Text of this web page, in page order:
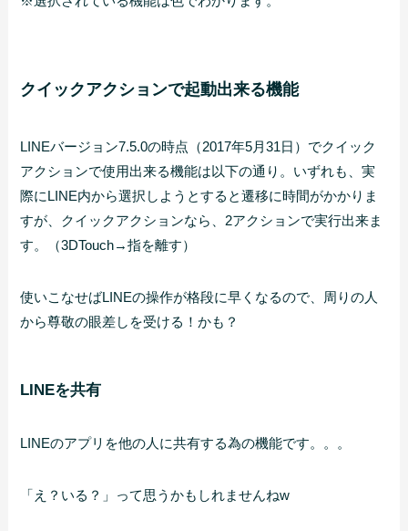
クイックアクションで起動出来る機能
LINEバージョン7.5.0の時点（2017年5月31日）でクイック
アクションで使用出来る機能は以下の通り。いずれも、実
際にLINE内から選択しようとすると遷移に時間がかかりま
すが、クイックアクションなら、2アクションで実行出来ま
す。（3DTouch→指を離す）
使いこなせばLINEの操作が格段に早くなるので、周りの人
から尊敬の眼差しを受ける！かも？
LINEを共有
LINEのアプリを他の人に共有する為の機能です。。。
「え？いる？」って思うかもしれませんねw